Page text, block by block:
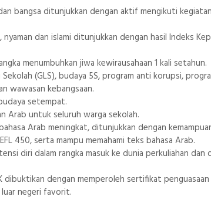
bangsa ditunjukkan dengan aktif mengikuti
dan islami ditunjukkan dengan hasil Indeks
menumbuhkan jiwa kewirausahaan 1 kali setahun.
(GLS), budaya 5S, program anti korupsi,
wawasan kebangsaan.
setempat.
Arab untuk seluruh warga sekolah.
Arab meningkat, ditunjukkan dengan
450, serta mampu memahami teks bahasa Arab.
diri dalam rangka masuk ke dunia perkuliahan dan
dengan memperoleh sertifikat penguasaan
negeri favorit.